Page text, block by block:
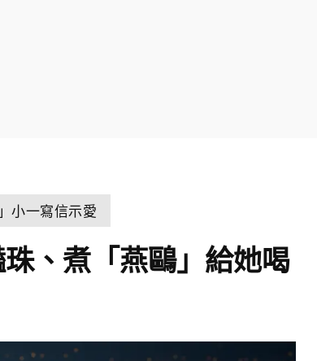
小一寫信示愛
、煮「燕鷗」給她